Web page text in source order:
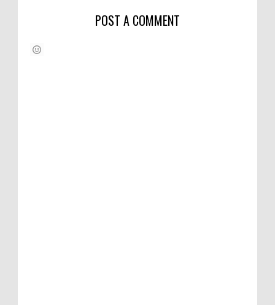
POST A COMMENT